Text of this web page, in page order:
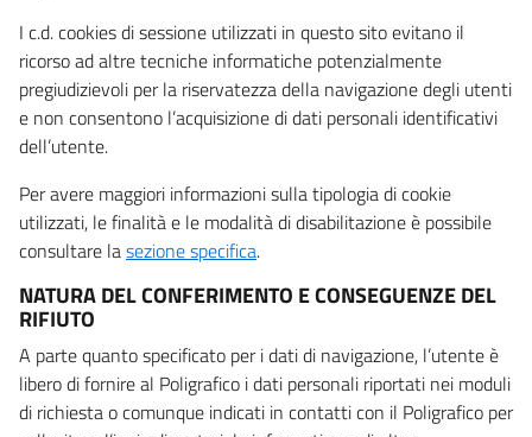
I c.d. cookies di sessione utilizzati in questo sito evitano il
ricorso ad altre tecniche informatiche potenzialmente
pregiudizievoli per la riservatezza della navigazione degli utenti
e non consentono l’acquisizione di dati personali identificativi
dell’utente.
Per avere maggiori informazioni sulla tipologia di cookie
utilizzati, le finalità e le modalità di disabilitazione è possibile
consultare lasezione specifica.
NATURA DEL CONFERIMENTO E CONSEGUENZE DEL
RIFIUTO
A parte quanto specificato per i dati di navigazione, l’utente è
libero di fornire al Poligrafico i dati personali riportati nei moduli
di richiesta o comunque indicati in contatti con il Poligrafico per